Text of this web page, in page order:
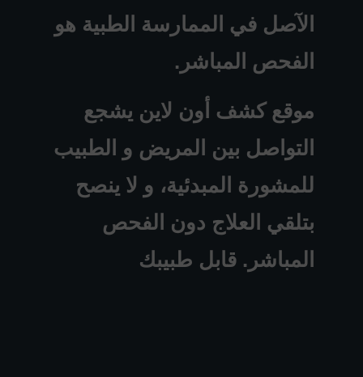
الآصل في الممارسة الطبية هو
الفحص المباشر.
موقع كشف أون لاين يشجع
التواصل بين المريض و الطبيب
للمشورة المبدئية، و لا ينصح
بتلقي العلاج دون الفحص
المباشر. قابل طبيبك